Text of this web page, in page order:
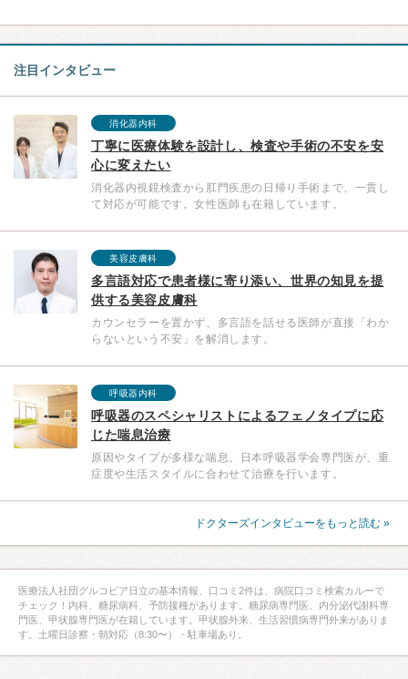
注目インタビュー
消化器内科
丁寧に医療体験を設計し、検査や手術の不安を安
心に変えたい
消化器内視鏡検査から肛門疾患の日帰り手術まで、一貫し
て対応が可能です。女性医師も在籍しています。
美容皮膚科
多言語対応で患者様に寄り添い、世界の知見を提
供する美容皮膚科
カウンセラーを置かず、多言語を話せる医師が直接「わか
らないという不安」を解消します。
呼吸器内科
呼吸器のスペシャリストによるフェノタイプに応
じた喘息治療
原因やタイプが多様な喘息。日本呼吸器学会専門医が、重
症度や生活スタイルに合わせて治療を行います。
ドクターズインタビューをもっと読む »
医療法人社団グルコピア日立の基本情報、口コミ2件は、病院口コミ検索カルーで
チェック！内科、糖尿病科、予防接種があります。糖尿病専門医、内分泌代謝科専
門医、甲状腺専門医が在籍しています。甲状腺外来、生活習慣病専門外来がありま
す。土曜日診察・朝対応（8:30〜）・駐車場あり。